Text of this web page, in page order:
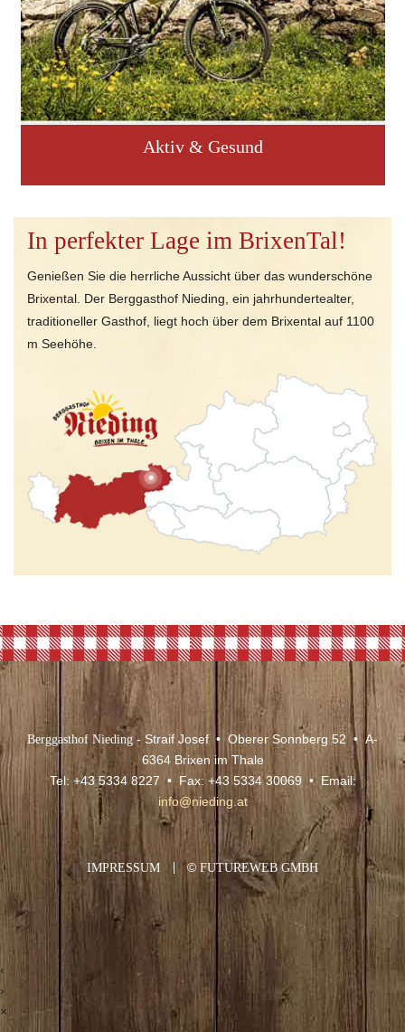
Aktiv & Gesund
In perfekter Lage im BrixenTal!
Genießen Sie die herrliche Aussicht über das wunderschöne
Brixental. Der Berggasthof Nieding, ein jahrhundertealter,
traditioneller Gasthof, liegt hoch über dem Brixental auf 1100
m Seehöhe.
Berggasthof Nieding - Straif Josef • Oberer Sonnberg 52 • A-
6364 Brixen im Thale
Tel: +43 5334 8227 • Fax: +43 5334 30069 • Email:
info@nieding.at
IMPRESSUM © FUTUREWEB GMBH
‹
›
×